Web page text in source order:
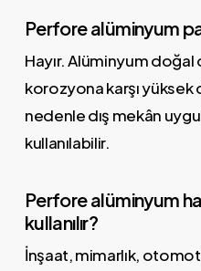
Perfore alüminyum
Hayır. Alüminyum
korozyona karşı
nedenle dış mekân
kullanılabilir.
Perfore alüminyum
kullanılır?
İnşaat, mimarlık,